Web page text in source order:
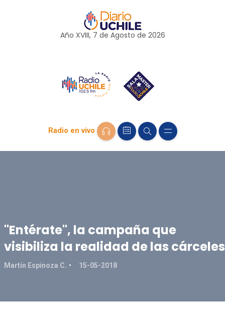
Año XVIII, 7 de Agosto de 2026
Radio en vivo
"Entérate", la campaña que
visibiliza la realidad de las cárceles
Martín Espinoza C. 15-05-2018